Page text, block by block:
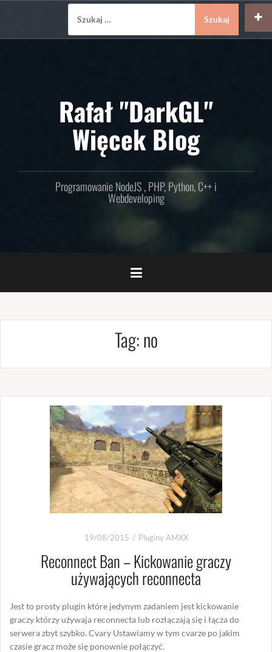
Rafał "DarkGL"
Więcek Blog
Programowanie NodeJS , PHP, Python, C++ i
Webdeveloping
Tag:no
19/08/2015 Pluginy AMXX
Reconnect Ban – Kickowanie graczy
używających reconnecta
Jest to prosty plugin które jedynym zadaniem jest kickowanie
graczy którzy używaja reconnecta lub rozłączają się i łącza do
serwera zbyt szybko. Cvary Ustawiamy w tym cvarze po jakim
czasie gracz może się ponownie połączyć.